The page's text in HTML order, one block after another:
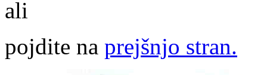
ali
pojdite na prejšnjo stran.